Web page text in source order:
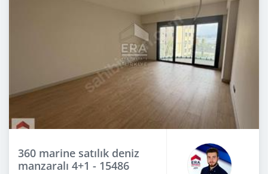
360 marine satılık deniz
manzaralı 4+1 - 15486